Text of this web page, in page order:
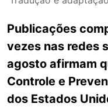
Publicações
vezes nas redes
agosto afirmam
Controle e
dos Estados